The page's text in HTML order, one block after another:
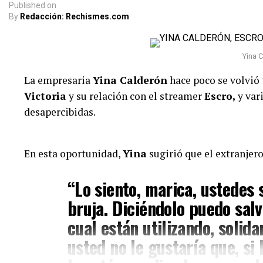
tomada de IG)
Y hace unas horas, la empresaria decidió aclarar
palabras y responder a los señalamientos. Según
una “viuda alegre” y ella reaccionó al
“La viuda alegre, ve. Me da
Published on
By Redacción: Rechismes.com
Yina
La empresariaYina Calderónhace poco se
Victoriay su relación con el streamerEscro,y
desapercibidas.
En esta oportunidad,Yina sugirió que el
“Lo siento, marica, ustedes
bruja. Diciéndolo puedo
cual están utilizando,
usted no le gustaría que,